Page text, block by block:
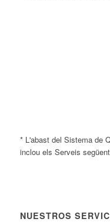
* L'abast del Sistema de
inclou els Serveis
NUESTROS